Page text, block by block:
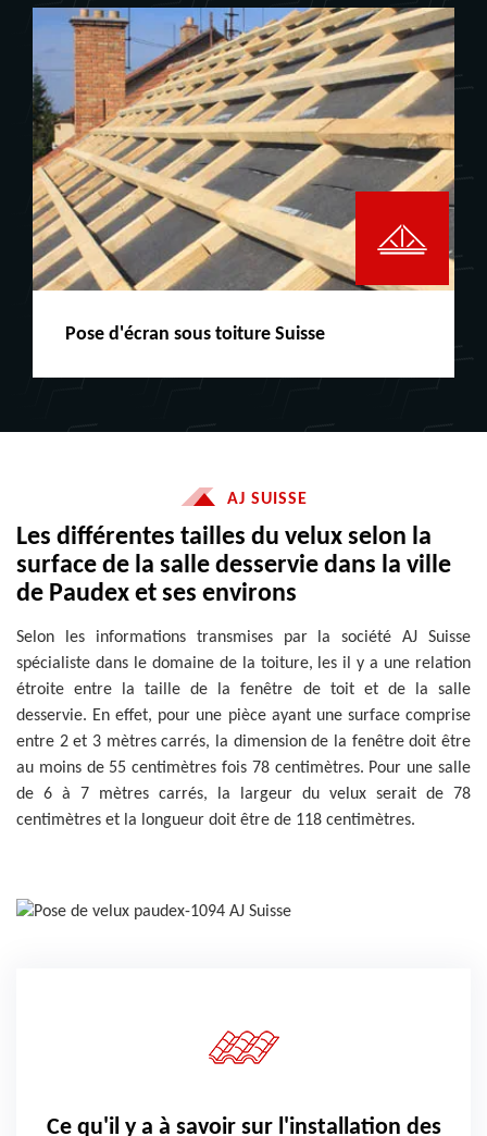
Pose d'écran sous toiture Suisse
AJ SUISSE
Les différentes tailles du velux selon la
surface de la salle desservie dans la ville
de Paudex et ses environs
Selon les informations transmises par la société AJ Suisse
spécialiste dans le domaine de la toiture, les il y a une relation
étroite entre la taille de la fenêtre de toit et de la salle
desservie. En effet, pour une pièce ayant une surface comprise
entre 2 et 3 mètres carrés, la dimension de la fenêtre doit être
au moins de 55 centimètres fois 78 centimètres. Pour une salle
de 6 à 7 mètres carrés, la largeur du velux serait de 78
centimètres et la longueur doit être de 118 centimètres.
Ce qu'il y a à savoir sur l'installation des